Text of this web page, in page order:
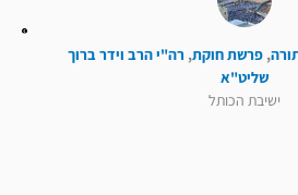
, פרשת חוקת, רה"י הרב וידר ברוך
שליט"א
ישיבת הכותל